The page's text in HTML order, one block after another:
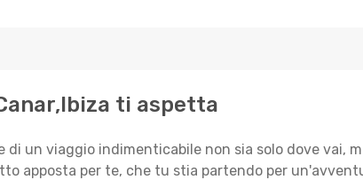
ti aspetta
di un viaggio indimenticabile non sia solo dove vai,
apposta per te, che tu stia partendo per